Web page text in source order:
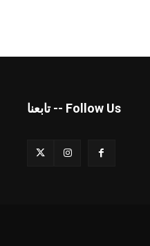
Follow Us -- تابعنا